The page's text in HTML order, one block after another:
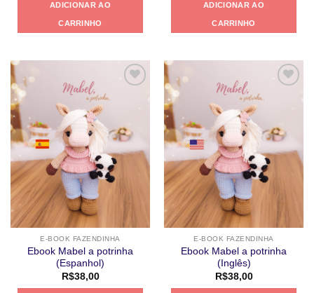
ADICIONAR AO
CARRINHO
ADICIONAR AO
CARRINHO
a lista de
desejos
E-BOOK FAZENDINHA
Ebook Mabel a potrinha
(Espanhol)
R$38,00
a lista de
desejos
E-BOOK FAZENDINHA
Ebook Mabel a potrinha
(Inglês)
R$38,00